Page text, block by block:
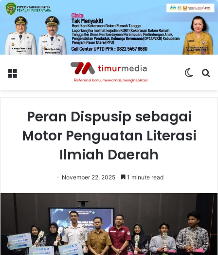
Menu
Switch
Peran Dispusip sebagai
Motor Penguatan Literasi
Ilmiah Daerah
November 22, 2025 1 minute read